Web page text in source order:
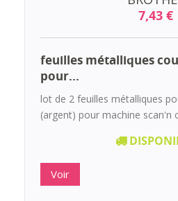
7,43 €
feuilles métalliques
pour...
lot de 2 feuilles métalliques
(argent) pour machine scan'n
Voir